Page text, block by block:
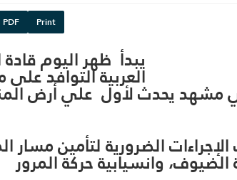
Print
PDF
يبدأ ظهر اليوم
العربية التوافد
مشهد يحدث لأول علي أرض
الضرورية لتأمين مسار
الضيوف، وانسيابية حركة المرور